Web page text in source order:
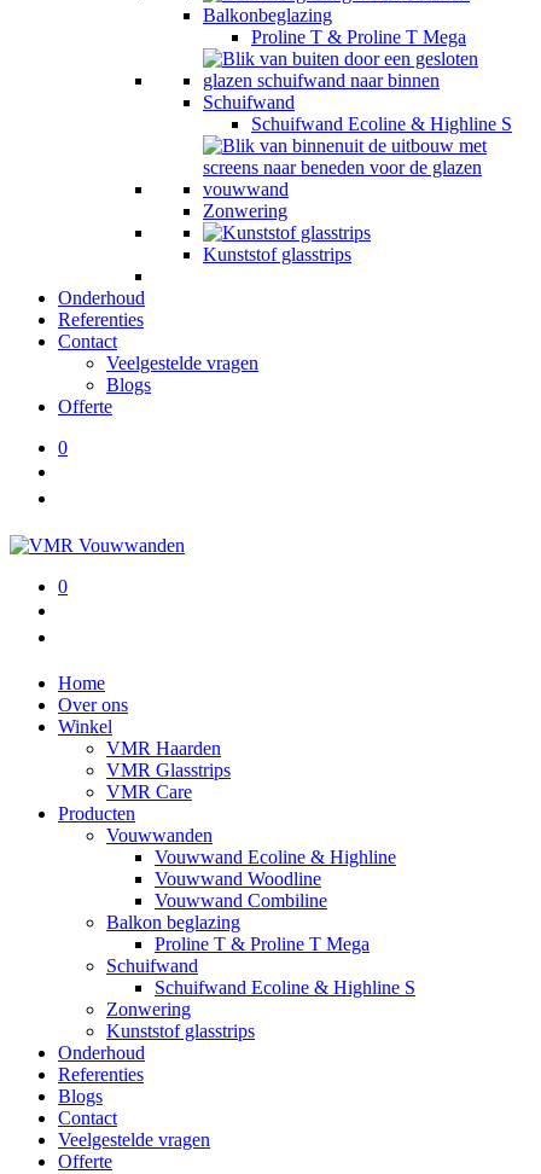
Balkonbeglazing
Proline T & Proline T Mega
Schuifwand
Schuifwand Ecoline & Highline S
Zonwering
Kunststof glasstrips
Onderhoud
Referenties
Contact
Veelgestelde vragen
Blogs
Offerte
0
0
Home
Over ons
Winkel
VMR Haarden
VMR Glasstrips
VMR Care
Producten
Vouwwanden
Vouwwand Ecoline & Highline
Vouwwand Woodline
Vouwwand Combiline
Balkon beglazing
Proline T & Proline T Mega
Schuifwand
Schuifwand Ecoline & Highline S
Zonwering
Kunststof glasstrips
Onderhoud
Referenties
Blogs
Contact
Veelgestelde vragen
Offerte